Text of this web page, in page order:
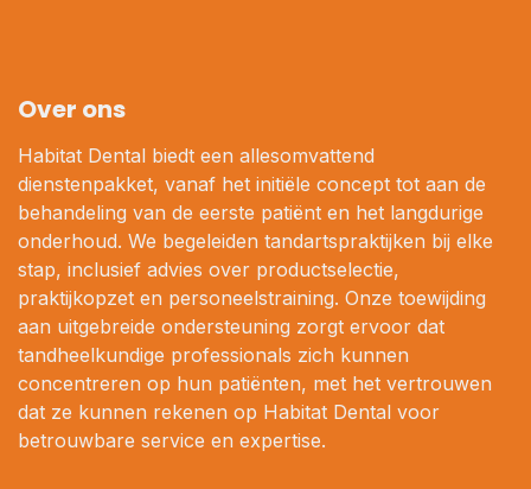
Over ons
Habitat Dental biedt een allesomvattend
dienstenpakket, vanaf het initiële concept tot aan de
behandeling van de eerste patiënt en het langdurige
onderhoud. We begeleiden tandartspraktijken bij elke
stap, inclusief advies over productselectie,
praktijkopzet en personeelstraining. Onze toewijding
aan uitgebreide ondersteuning zorgt ervoor dat
tandheelkundige professionals zich kunnen
concentreren op hun patiënten, met het vertrouwen
dat ze kunnen rekenen op Habitat Dental voor
betrouwbare service en expertise.